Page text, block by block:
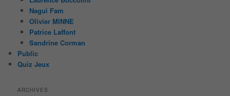
Nagui Fam
Olivier MINNE
Patrice Laffont
Sandrine Corman
Public
Quiz Jeux
ARCHIVES